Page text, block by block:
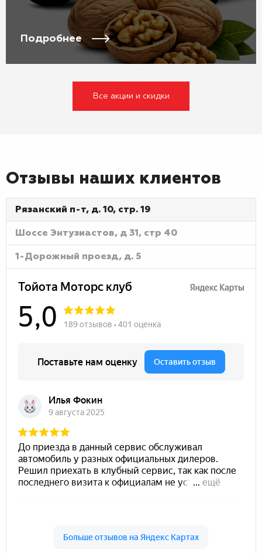
Подробнее
Все акции и скидки
Отзывы наших клиентов
Рязанский п-т, д. 10, стр. 19
Шоссе Энтузиастов, д 31, стр 40
1-Дорожный проезд, д. 5